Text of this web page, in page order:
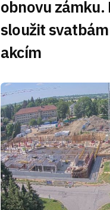
obnovu
sloužit
akcím